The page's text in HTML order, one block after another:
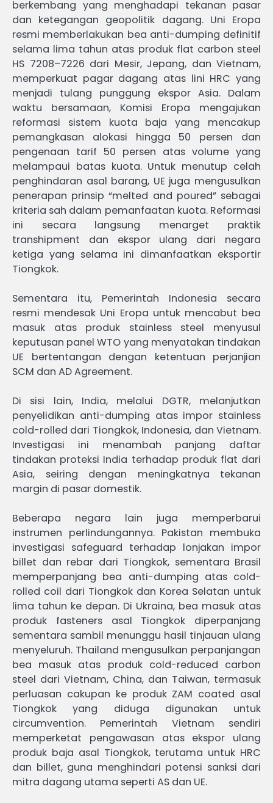
berkembang yang menghadapi tekanan pasar
dan ketegangan geopolitik dagang. Uni Eropa
resmi memberlakukan bea anti-dumping definitif
selama lima tahun atas produk flat carbon steel
HS 7208–7226 dari Mesir, Jepang, dan Vietnam,
memperkuat pagar dagang atas lini HRC yang
menjadi tulang punggung ekspor Asia. Dalam
waktu bersamaan, Komisi Eropa mengajukan
reformasi sistem kuota baja yang mencakup
pemangkasan alokasi hingga 50 persen dan
pengenaan tarif 50 persen atas volume yang
melampaui batas kuota. Untuk menutup celah
penghindaran asal barang, UE juga mengusulkan
penerapan prinsip “melted and poured” sebagai
kriteria sah dalam pemanfaatan kuota. Reformasi
ini secara langsung menarget praktik
transhipment dan ekspor ulang dari negara
ketiga yang selama ini dimanfaatkan eksportir
Tiongkok.
Sementara itu, Pemerintah Indonesia secara
resmi mendesak Uni Eropa untuk mencabut bea
masuk atas produk stainless steel menyusul
keputusan panel WTO yang menyatakan tindakan
UE bertentangan dengan ketentuan perjanjian
SCM dan AD Agreement.
Di sisi lain, India, melalui DGTR, melanjutkan
penyelidikan anti-dumping atas impor stainless
cold-rolled dari Tiongkok, Indonesia, dan Vietnam.
Investigasi ini menambah panjang daftar
tindakan proteksi India terhadap produk flat dari
Asia, seiring dengan meningkatnya tekanan
margin di pasar domestik.
Beberapa negara lain juga memperbarui
instrumen perlindungannya. Pakistan membuka
investigasi safeguard terhadap lonjakan impor
billet dan rebar dari Tiongkok, sementara Brasil
memperpanjang bea anti-dumping atas cold-
rolled coil dari Tiongkok dan Korea Selatan untuk
lima tahun ke depan. Di Ukraina, bea masuk atas
produk fasteners asal Tiongkok diperpanjang
sementara sambil menunggu hasil tinjauan ulang
menyeluruh. Thailand mengusulkan perpanjangan
bea masuk atas produk cold-reduced carbon
steel dari Vietnam, China, dan Taiwan, termasuk
perluasan cakupan ke produk ZAM coated asal
Tiongkok yang diduga digunakan untuk
circumvention. Pemerintah Vietnam sendiri
memperketat pengawasan atas ekspor ulang
produk baja asal Tiongkok, terutama untuk HRC
dan billet, guna menghindari potensi sanksi dari
mitra dagang utama seperti AS dan UE.